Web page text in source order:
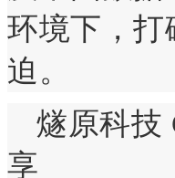
环境下，打
迫。
燧原科技
享